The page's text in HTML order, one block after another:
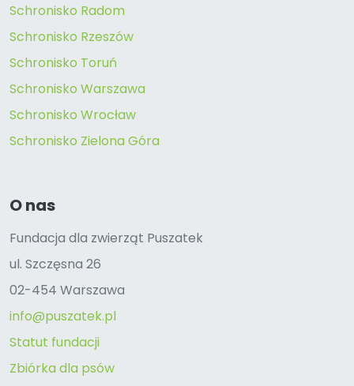
Schronisko Radom
Schronisko Rzeszów
Schronisko Toruń
Schronisko Warszawa
Schronisko Wrocław
Schronisko Zielona Góra
O nas
Fundacja dla zwierząt Puszatek
ul. Szczęsna 26
02-454 Warszawa
info@puszatek.pl
Statut fundacji
Zbiórka dla psów